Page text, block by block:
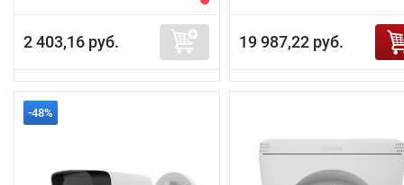
2 403,16 руб. 19 987,22 руб.
-48%